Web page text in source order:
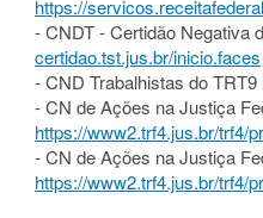
https://
- CNDT - Certidão Negativa
certidao.tst.jus.br/inicio.faces
- CND Trabalhistas do TRT9
- CN de Ações na Justiça
https://www2.trf4.jus.br/trf4/
- CN de Ações na Justiça
https://www2.trf4.jus.br/trf4/